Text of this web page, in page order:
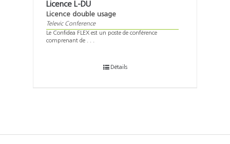
Licence L-DU
Licence double usage
Televic Conference
Le Confidea FLEX est un poste de conférence
comprenant de . . .
Détails